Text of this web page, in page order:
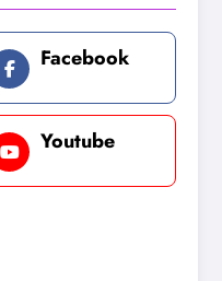
Facebook
Youtube